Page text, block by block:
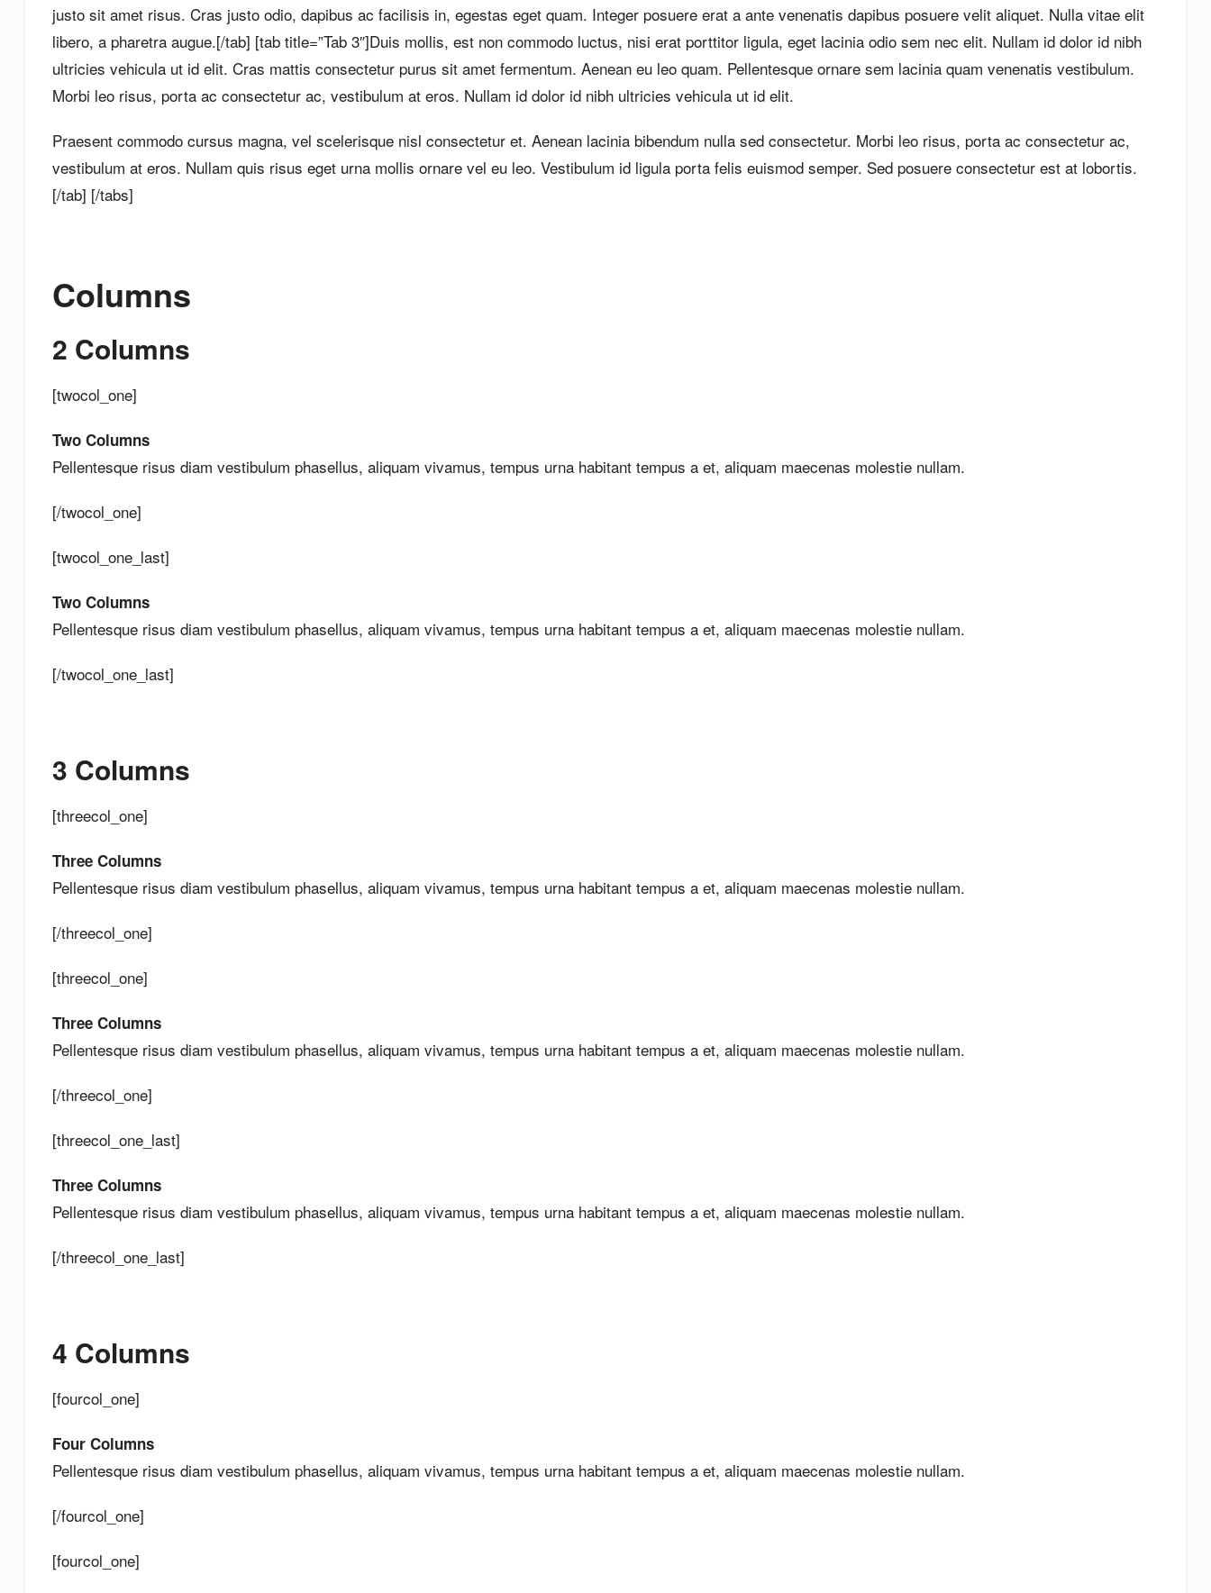
justo sit amet risus. Cras justo odio, dapibus ac facilisis in, egestas eget quam. Integer posuere erat a ante venenatis dapibus posuere velit aliquet. Nulla vitae elit
libero, a pharetra augue.[/tab] [tab title=”Tab 3″]Duis mollis, est non commodo luctus, nisi erat porttitor ligula, eget lacinia odio sem nec elit. Nullam id dolor id nibh
ultricies vehicula ut id elit. Cras mattis consectetur purus sit amet fermentum. Aenean eu leo quam. Pellentesque ornare sem lacinia quam venenatis vestibulum.
Morbi leo risus, porta ac consectetur ac, vestibulum at eros. Nullam id dolor id nibh ultricies vehicula ut id elit.
Praesent commodo cursus magna, vel scelerisque nisl consectetur et. Aenean lacinia bibendum nulla sed consectetur. Morbi leo risus, porta ac consectetur ac,
vestibulum at eros. Nullam quis risus eget urna mollis ornare vel eu leo. Vestibulum id ligula porta felis euismod semper. Sed posuere consectetur est at lobortis.
[/tab] [/tabs]
Columns
2 Columns
[twocol_one]
Two Columns
Pellentesque risus diam vestibulum phasellus, aliquam vivamus, tempus urna habitant tempus a et, aliquam maecenas molestie nullam.
[/twocol_one]
[twocol_one_last]
Two Columns
Pellentesque risus diam vestibulum phasellus, aliquam vivamus, tempus urna habitant tempus a et, aliquam maecenas molestie nullam.
[/twocol_one_last]
3 Columns
[threecol_one]
Three Columns
Pellentesque risus diam vestibulum phasellus, aliquam vivamus, tempus urna habitant tempus a et, aliquam maecenas molestie nullam.
[/threecol_one]
[threecol_one]
Three Columns
Pellentesque risus diam vestibulum phasellus, aliquam vivamus, tempus urna habitant tempus a et, aliquam maecenas molestie nullam.
[/threecol_one]
[threecol_one_last]
Three Columns
Pellentesque risus diam vestibulum phasellus, aliquam vivamus, tempus urna habitant tempus a et, aliquam maecenas molestie nullam.
[/threecol_one_last]
4 Columns
[fourcol_one]
Four Columns
Pellentesque risus diam vestibulum phasellus, aliquam vivamus, tempus urna habitant tempus a et, aliquam maecenas molestie nullam.
[/fourcol_one]
[fourcol_one]